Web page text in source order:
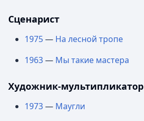
Сценарист
1975— На лесной тропе
1963— Мы такие мастера
Художник-мультипликатор
1973— Маугли